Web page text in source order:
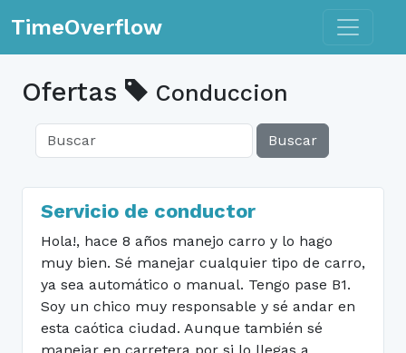
TimeOverflow Toggle
Ofertas Conduccion
Buscar
Servicio de conductor
Hola!, hace 8 años manejo carro y lo hago
muy bien. Sé manejar cualquier tipo de carro,
ya sea automático o manual. Tengo pase B1.
Soy un chico muy responsable y sé andar en
esta caótica ciudad. Aunque también sé